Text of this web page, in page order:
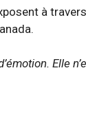
à
Elle